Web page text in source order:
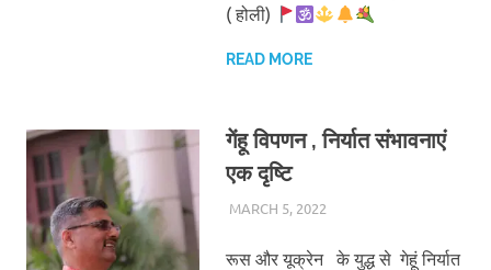
( होली)
READ MORE
गेंहू विपणन , निर्यात संभावनाएं
एक दृष्टि
MARCH 5, 2022
­रूस और यूक्रेन के युद्ध से गेहूं निर्यात